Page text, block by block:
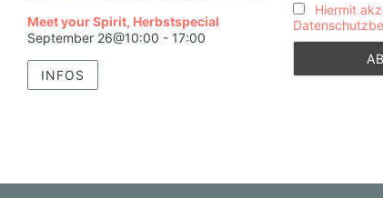
Meet your Spirit, Herbstspecial
September 26@10:00 - 17:00
INFOS
Hiermit